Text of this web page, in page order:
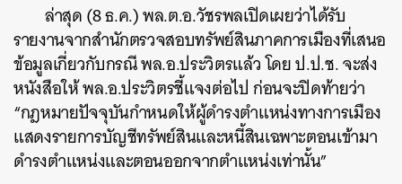
ล่าสุด (8 ธ.ค.) พล.ต.อ.วัชรพลเปิดเผยว่าได้รับ
รายงานจากสำนักตรวจสอบทรัพย์สินภาคการเมืองที่เสนอ
ข้อมูลเกี่ยวกับกรณี พล.อ.ประวิตรแล้ว โดย ป.ป.ช. จะส่ง
หนังสือให้ พล.อ.ประวิตรชี้แจงต่อไป ก่อนจะปิดท้ายว่า
“กฎหมายปัจจุบันกำหนดให้ผู้ดำรงตำแหน่งทางการเมือง
แสดงรายการบัญชีทรัพย์สินและหนี้สินเฉพาะตอนเข้ามา
ดำรงตำแหน่งและตอนออกจากตำแหน่งเท่านั้น”